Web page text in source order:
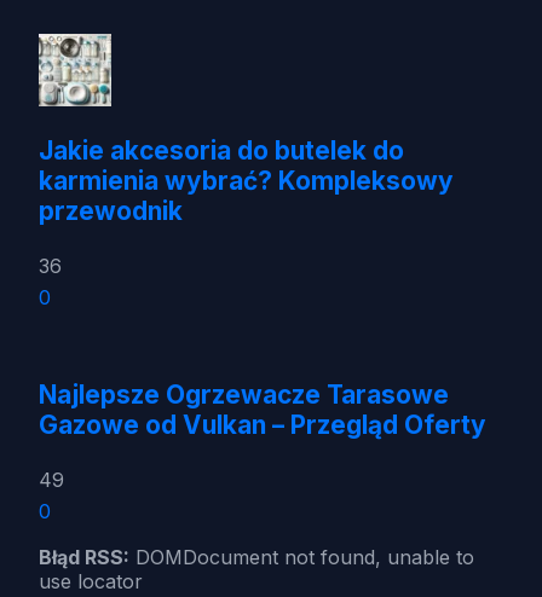
Jakie akcesoria do butelek do
karmienia wybrać? Kompleksowy
przewodnik
36
0
Najlepsze Ogrzewacze Tarasowe
Gazowe od Vulkan – Przegląd Oferty
49
0
Błąd RSS: DOMDocument not found, unable to
use locator